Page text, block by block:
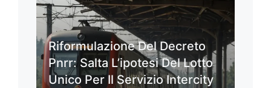
Riformulazione Del Decreto
Pnrr: Salta L’ipotesi Del Lotto
Unico Per Il Servizio Intercity